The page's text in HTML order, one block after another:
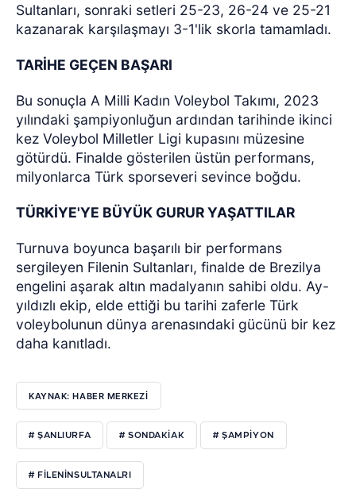
Sultanları, sonraki setleri 25-23, 26-24 ve 25-21
kazanarak karşılaşmayı 3-1'lik skorla tamamladı.
TARİHE GEÇEN BAŞARI
Bu sonuçla A Milli Kadın Voleybol Takımı, 2023
yılındaki şampiyonluğun ardından tarihinde ikinci
kez Voleybol Milletler Ligi kupasını müzesine
götürdü. Finalde gösterilen üstün performans,
milyonlarca Türk sporseveri sevince boğdu.
TÜRKİYE'YE BÜYÜK GURUR YAŞATTILAR
Turnuva boyunca başarılı bir performans
sergileyen Filenin Sultanları, finalde de Brezilya
engelini aşarak altın madalyanın sahibi oldu. Ay-
yıldızlı ekip, elde ettiği bu tarihi zaferle Türk
voleybolunun dünya arenasındaki gücünü bir kez
daha kanıtladı.
KAYNAK: HABER MERKEZİ
# ŞANLIURFA # SONDAKIAK # ŞAMPIYON
# FILENINSULTANALRI